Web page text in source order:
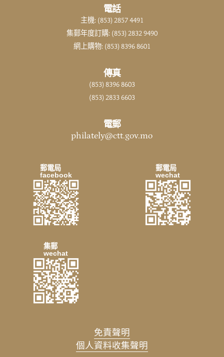
免責聲明
個人資料收集聲明
郵電局
facebook
郵電局
wechat
集郵
wechat
電話
主機: (853) 2857 4491
集郵年度訂購: (853) 2832 9490
網上購物: (853) 8396 8601
傳真
(853) 8396 8603
(853) 2833 6603
電郵
philately@ctt.gov.mo